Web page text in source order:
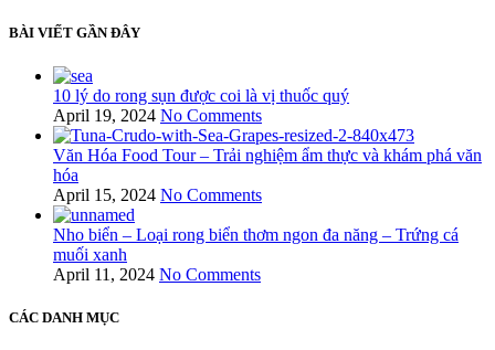
BÀI VIẾT GẦN ĐÂY
10 lý do rong sụn được coi là vị thuốc quý
April 19, 2024 No Comments
Văn Hóa Food Tour – Trải nghiệm ẩm thực và khám phá văn
hóa
April 15, 2024 No Comments
Nho biển – Loại rong biển thơm ngon đa năng – Trứng cá
muối xanh
April 11, 2024 No Comments
CÁC DANH MỤC